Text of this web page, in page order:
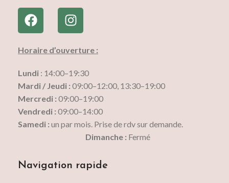
Horaire d’ouverture :
Lundi : 14:00–19:30
Mardi / Jeudi :09:00–12:00, 13:30–19:00
Mercredi :09:00–19:00
Vendredi : 09:00–14:00
Samedi :un par mois. Prise de rdv sur demande.
Dimanche : Fermé
Navigation rapide